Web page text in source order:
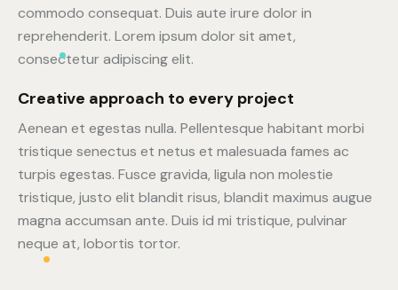
commodo consequat. Duis aute irure dolor in
reprehenderit. Lorem ipsum dolor sit amet,
consectetur adipiscing elit.
Creative approach to every project
Aenean et egestas nulla. Pellentesque habitant morbi
tristique senectus et netus et malesuada fames ac
turpis egestas. Fusce gravida, ligula non molestie
tristique, justo elit blandit risus, blandit maximus augue
magna accumsan ante. Duis id mi tristique, pulvinar
neque at, lobortis tortor.